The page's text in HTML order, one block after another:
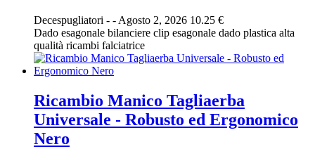
Decespugliatori - - Agosto 2, 2026 10.25 €
Dado esagonale bilanciere clip esagonale dado plastica alta
qualità ricambi falciatrice
Ricambio Manico Tagliaerba
Universale - Robusto ed Ergonomico
Nero